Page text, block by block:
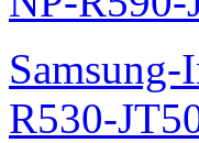
R530-